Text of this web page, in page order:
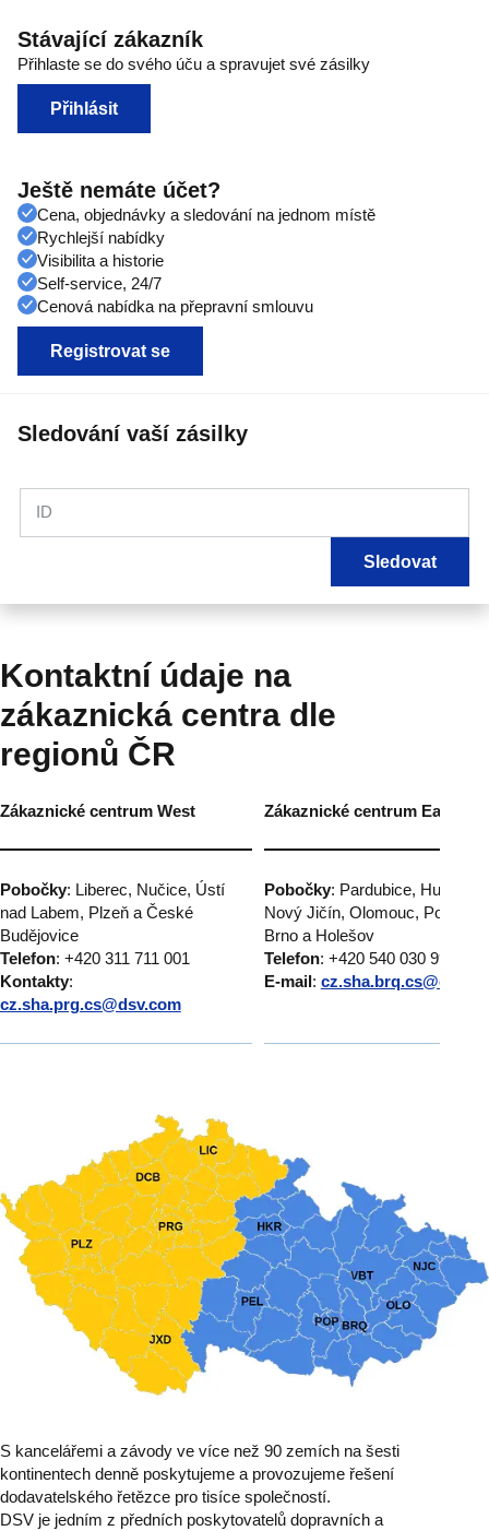
Stávající zákazník
Přihlaste se do svého úču a spravujet své zásilky
Přihlásit
Ještě nemáte účet?
Cena, objednávky a sledování na jednom místě
Rychlejší nabídky
Visibilita a historie
Self-service, 24/7
Cenová nabídka na přepravní smlouvu
Registrovat se
Sledování vaší zásilky
ID
Sledovat
Kontaktní údaje na
zákaznická centra dle
regionů ČR
Zákaznické centrum West Zákaznické centrum East
Pobočky: Liberec, Nučice, Ústí
nad Labem, Plzeň a České
Budějovice
Telefon: +420 311 711 001
Kontakty:
cz.sha.prg.cs@dsv.com
Pobočky: Pardubice,
Nový Jičín, Olomouc, Popůvky,
Brno a Holešov
Telefon: +420 540 030 999
E-mail:
S kancelářemi a závody ve více než 90 zemích na šesti
kontinentech denně poskytujeme a provozujeme řešení
dodavatelského řetězce pro tisíce společností.
DSV je jedním z předních poskytovatelů dopravních a